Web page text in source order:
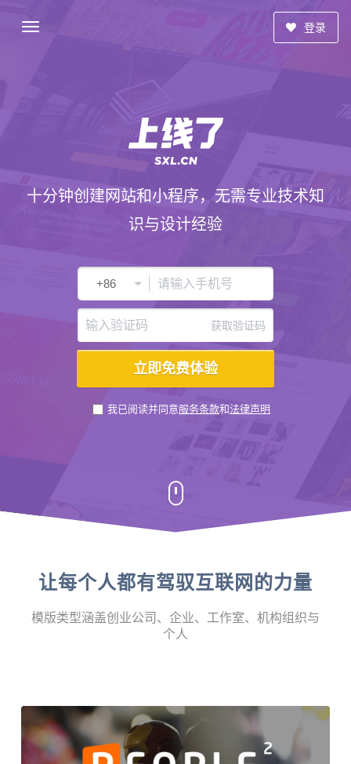
登录
十分钟创建网站和小程序，无需专业技术知
识与设计经验
获取验证码
我已阅读并同意服务条款和法律声明
让每个人都有驾驭互联网的力量
模版类型涵盖创业公司、企业、工作室、机构组织与
个人